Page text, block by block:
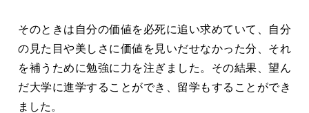
そのときは自分の価値を必死に追い求めていて、自分
の見た目や美しさに価値を見いだせなかった分、それ
を補うために勉強に力を注ぎました。その結果、望ん
だ大学に進学することができ、留学もすることができ
ました。